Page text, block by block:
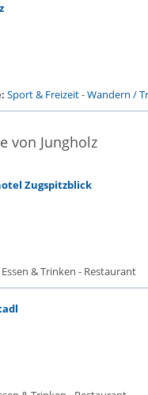
Sport & Freizeit-Wandern /
von Jungholz
Zugspitzblick
Essen & Trinken - Restaurant